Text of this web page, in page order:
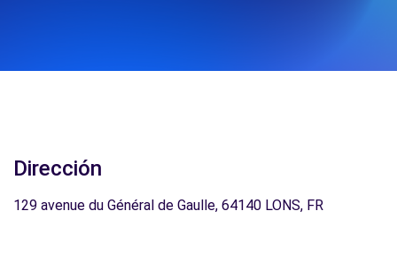
Dirección
129 avenue du Général de Gaulle, 64140 LONS, FR